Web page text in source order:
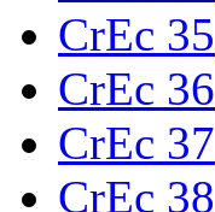
CrEc 35
CrEc 36
CrEc 37
CrEc 38